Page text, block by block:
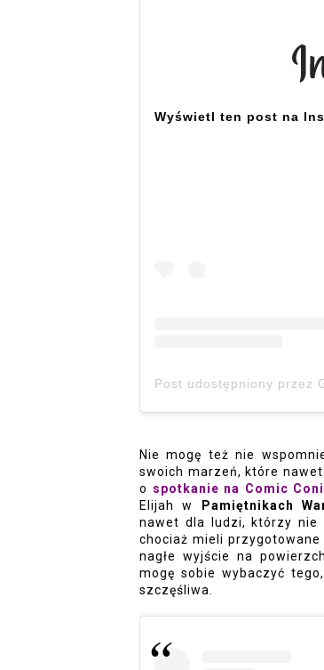
Wyświetl ten post na
Post udostępniony przez
Nie mogę też nie
swoich marzeń, które
o spotkanie na Comic
Elijah w Pamiętnikach
nawet dla ludzi, którzy nie
chociaż mieli
nagłe wyjście na
mogę sobie wybaczyć
szczęśliwa.